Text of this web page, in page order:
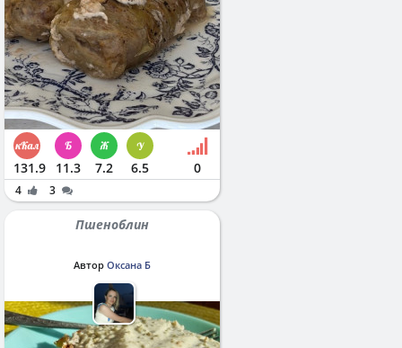
131.9 11.3 7.2 6.5 0
4 3
Пшеноблин
Автор Оксана Б